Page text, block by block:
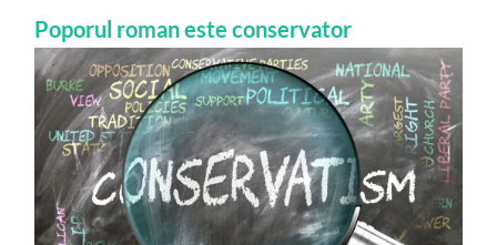
Poporul roman este conservator